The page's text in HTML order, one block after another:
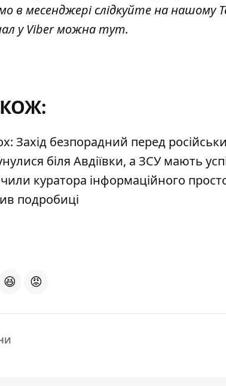
в месенджері слідкуйте на нашому
у Viber можнатут.
Захід безпорадний перед
біля Авдіївки, а ЗСУ мають
куратора інформаційного
подробиці
😆 😡